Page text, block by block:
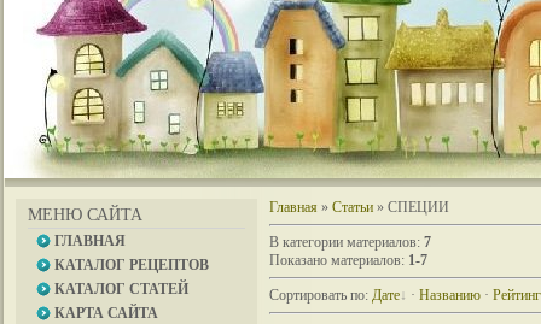
МЕНЮ САЙТА
ГЛАВНАЯ
КАТАЛОГ РЕЦЕПТОВ
КАТАЛОГ СТАТЕЙ
КАРТА САЙТА
Главная » Статьи » СПЕЦИИ
В категории материалов: 7
Показано материалов: 1-7
Сортировать по: Дате · Названию ·